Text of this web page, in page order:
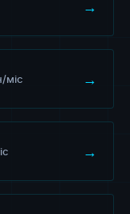
→
міс →
→